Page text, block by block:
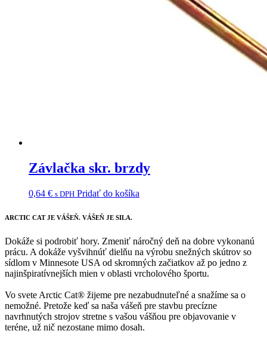
Závlačka skr. brzdy
0,64 € s DPH Pridať do košíka
ARCTIC CATJE VÁŠEŇ. VÁŠEŇ JE SILA.
Dokáže si podrobiť hory. Zmeniť náročný deň na dobre vykonanú
prácu. A dokáže vyšvihnúť dielňu na výrobu snežných skútrov so
sídlom v Minnesote USA od skromných začiatkov až po jedno z
najinšpiratívnejších mien v oblasti vrcholového športu.
Vo svete Arctic Cat® žijeme pre nezabudnuteľné a snažíme sa o
nemožné. Pretože keď sa naša vášeň pre stavbu precízne
navrhnutých strojov stretne s vašou vášňou pre objavovanie v
teréne, už nič nezostane mimo dosah.